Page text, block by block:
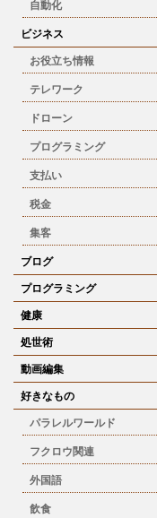
自動化
ビジネス
お役立ち情報
テレワーク
ドローン
プログラミング
支払い
税金
集客
ブログ
プログラミング
健康
処世術
動画編集
好きなもの
パラレルワールド
フクロウ関連
外国語
飲食